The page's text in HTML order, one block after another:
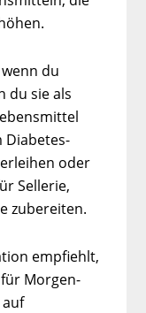
du
du sie als
Diabetes-
oder
Sellerie,
zubereiten.
empfiehlt,
Morgen-
auf